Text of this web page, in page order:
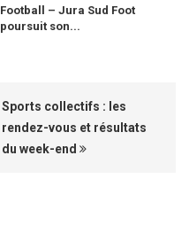
Football – Jura Sud Foot
poursuit son...
Sports collectifs : les
rendez-vous et résultats
du week-end